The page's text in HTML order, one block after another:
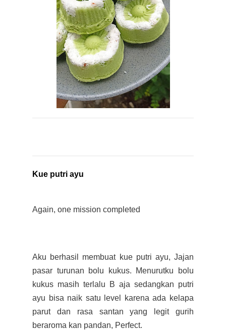
Kue putri ayu
Again, one mission completed
Aku berhasil membuat kue putri ayu, Jajan
pasar turunan bolu kukus. Menurutku bolu
kukus masih terlalu B aja sedangkan putri
ayu bisa naik satu level karena ada kelapa
parut dan rasa santan yang legit gurih
beraroma kan pandan, Perfect.